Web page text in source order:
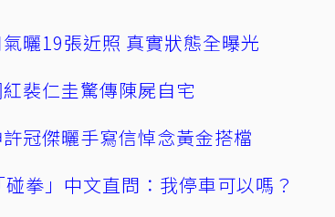
曬19張近照 真實狀態全曝光
裴仁圭驚傳陳屍自宅
冠傑曬手寫信悼念黃金搭檔
拳」中文直問：我停車可以嗎？